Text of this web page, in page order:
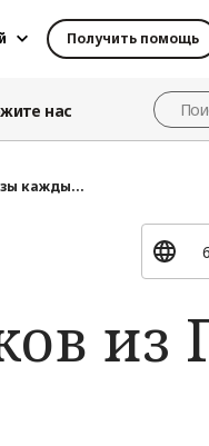
Получить помощь
нас
кажды...
из